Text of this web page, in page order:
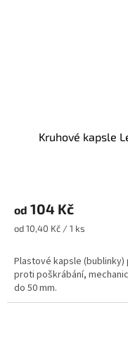
Kruhové kapsle
produktu
5,0
5
hvězdiček.
od 104 Kč
Měrná
od 10,40 Kč / 1 ks
Plastové kapsle
proti poškrábání,
do 50 mm.